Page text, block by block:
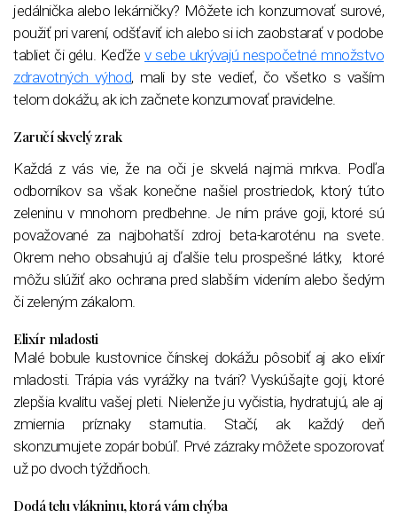
jedálnička alebo lekárničky? Môžete ich konzumovať surové,
použiť pri varení, odšťaviť ich alebo si ich zaobstarať v podobe
tabliet či gélu. Keďže v sebe ukrývajú nespočetné množstvo
zdravotných výhod, mali by ste vedieť, čo všetko s vaším
telom dokážu, ak ich začnete konzumovať pravidelne.
Zaručí skvelý zrak
Každá z vás vie, že na oči je skvelá najmä mrkva. Podľa
odborníkov sa však konečne našiel prostriedok, ktorý túto
zeleninu v mnohom predbehne. Je ním práve goji, ktoré sú
považované za najbohatší zdroj beta-karoténu na svete.
Okrem neho obsahujú aj ďalšie telu prospešné látky, ktoré
môžu slúžiť ako ochrana pred slabším videním alebo šedým
či zeleným zákalom.
Elixír mladosti
Malé bobule kustovnice čínskej dokážu pôsobiť aj ako elixír
mladosti. Trápia vás vyrážky na tvári? Vyskúšajte goji, ktoré
zlepšia kvalitu vašej pleti. Nielenže ju vyčistia, hydratujú, ale aj
zmiernia príznaky starnutia. Stačí, ak každý deň
skonzumujete zopár bobúľ. Prvé zázraky môžete spozorovať
už po dvoch týždňoch.
Dodá telu vlákninu, ktorá vám chýba